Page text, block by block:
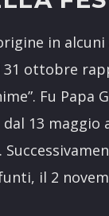
in
ottobre
Fu Papa
dal 13 maggio
il 2